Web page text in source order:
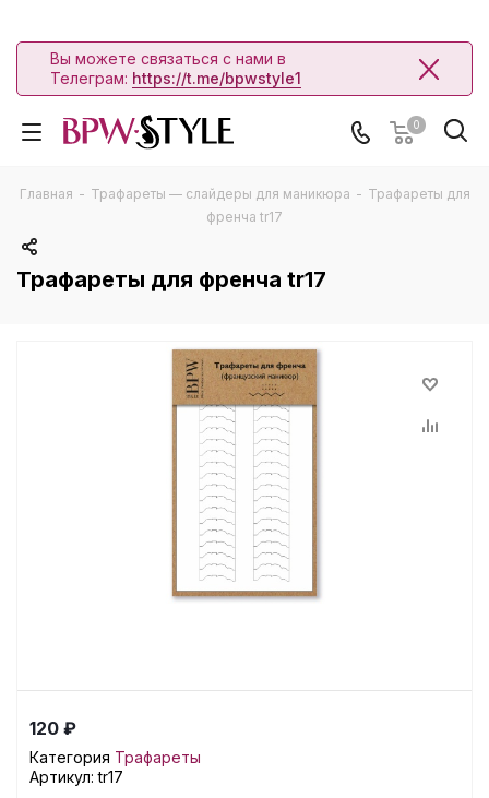
Вы можете связаться с нами в
Телеграм: https://t.me/bpwstyle1
0
Главная - Трафареты — слайдеры для маникюра - Трафареты для
френча tr17
Трафареты для френча tr17
120 ₽
Категория Трафареты
Артикул:tr17